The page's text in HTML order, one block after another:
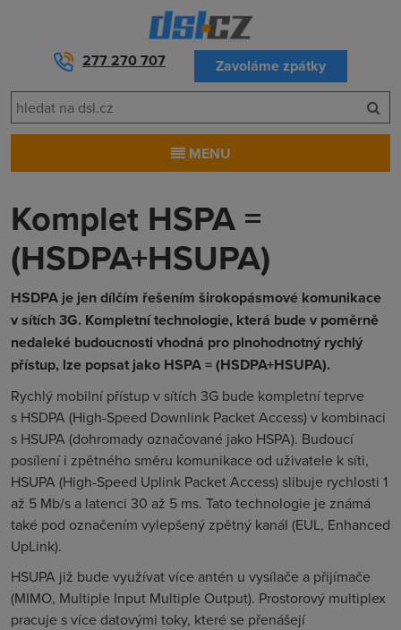
277 270 707 Zavoláme zpátky
MENU
Komplet HSPA =
(HSDPA+HSUPA)
HSDPA je jen dílčím řešením širokopásmové komunikace
v sítích 3G. Kompletní technologie, která bude v poměrně
nedaleké budoucnosti vhodná pro plnohodnotný rychlý
přístup, lze popsat jako HSPA = (HSDPA+HSUPA).
Rychlý mobilní přístup v sítích 3G bude kompletní teprve
s HSDPA (High-Speed Downlink Packet Access) v kombinaci
s HSUPA (dohromady označované jako HSPA). Budoucí
posílení i zpětného směru komunikace od uživatele k síti,
HSUPA (High-Speed Uplink Packet Access) slibuje rychlosti 1
až 5 Mb/s a latenci 30 až 5 ms. Tato technologie je známá
také pod označením vylepšený zpětný kanál (EUL, Enhanced
UpLink).
HSUPA již bude využívat více antén u vysílače a přijímače
(MIMO, Multiple Input Multiple Output). Prostorový multiplex
pracuje s více datovými toky, které se přenášejí